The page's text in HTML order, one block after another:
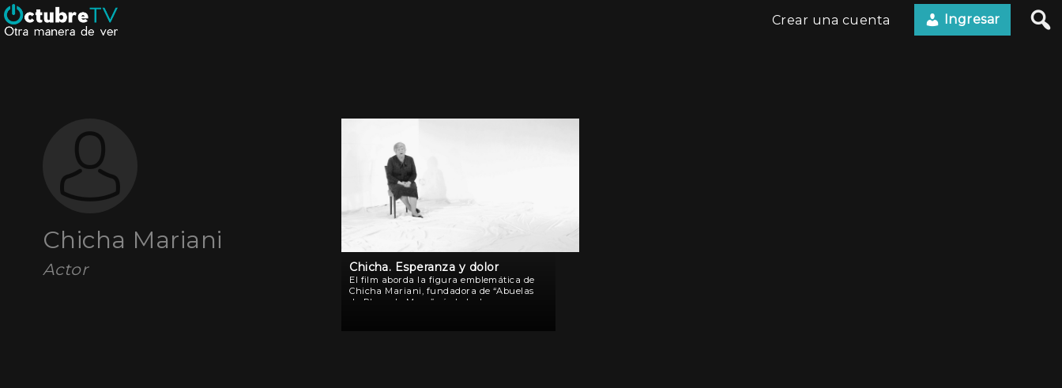
Crear una cuenta Ingresar
Chicha Mariani
Actor Chicha. Esperanza y dolor
El film aborda la figura emblemática de
Chicha Mariani, fundadora de “Abuelas
de Plaza de Mayo”, símbolo de una